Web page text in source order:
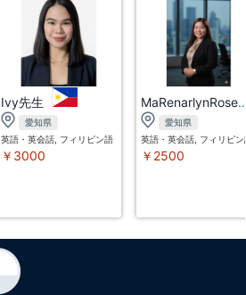
Ivy先生
愛知県
英語・英会話, フィリピン語（タガログ語）
￥3000
愛知県
英語・英会話, フィリピ
￥2500